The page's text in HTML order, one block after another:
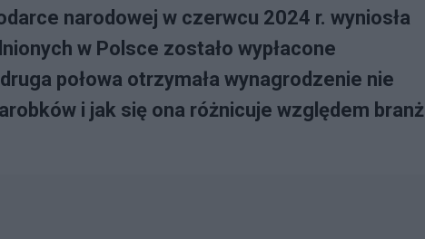
narodowej w czerwcu 2024 r. wyniosła
w Polsce zostało wypłacone
połowa otrzymała wynagrodzenie nie
i jak się ona różnicuje względem branż